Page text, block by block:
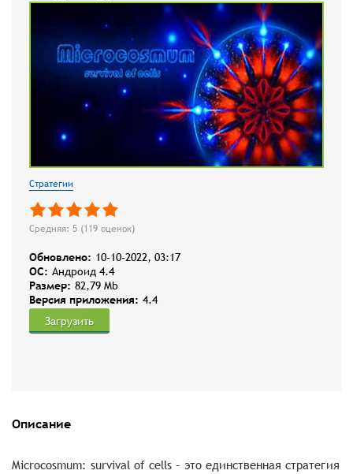
Стратегии
Средняя: 5 (119 оценок)
Обновлено: 10-10-2022, 03:17
OC: Андроид 4.4
Размер: 82,79 Mb
Версия приложения: 4.4
Загрузить
Описание
Microcosmum: survival of cells – это единственная стратегия